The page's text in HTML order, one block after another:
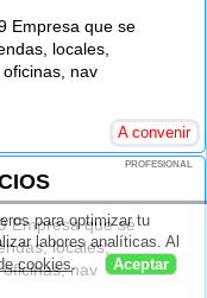
Empresa que se
locales,
nav
A convenir
PROFESIONAL
Empresa que se
locales,
nav
para optimizar tu
labores analíticas. Al
cookies. Aceptar